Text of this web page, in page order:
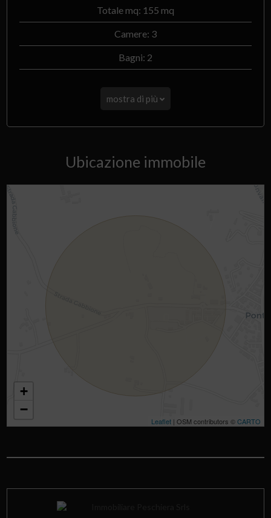
Totale mq: 155 mq
Camere: 3
Bagni: 2
mostra di più
Ubicazione immobile
+
−
Leaflet| OSM contributors ©CARTO